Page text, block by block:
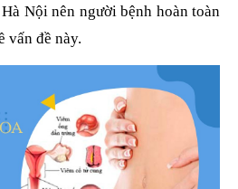
Nội nên người bệnh hoàn toàn
vấn đề này.